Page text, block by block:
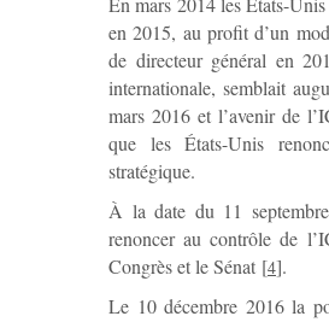
en 2015, au profit d’un
de directeur général en
internationale, semblait
mars 2016 et l’avenir de
que les États-Unis
stratégique.
À la date du 11
renoncer au contrôle de
Congrès et le Sénat [4].
Le 10 décembre 2016 la